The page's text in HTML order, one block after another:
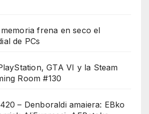
frena en seco el
de PCs
GTA VI y la Steam
Room #130
– Denboraldi amaiera: EBko